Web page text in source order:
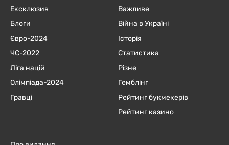
Ексклюзив
Блоги
Євро-2024
ЧC-2022
Ліга націй
Олімпіада-2024
Гравці
Важливе
Війна в Україні
Історія
Статистика
Різне
Гемблінг
Рейтинг букмекерів
Рейтинг казино